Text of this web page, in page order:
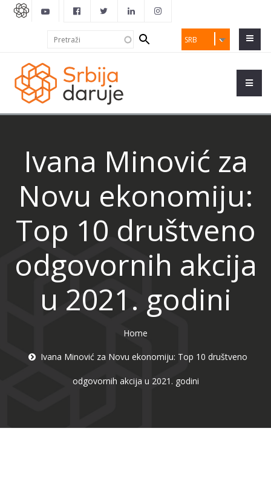
SRB
Search
form
Ivana Minović za
Novu ekonomiju:
Top 10 društveno
odgovornih akcija
u 2021. godini
Home
Ivana Minović za Novu ekonomiju: Top 10 društveno
odgovornih akcija u 2021. godini